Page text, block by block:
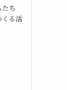
ち
くる活